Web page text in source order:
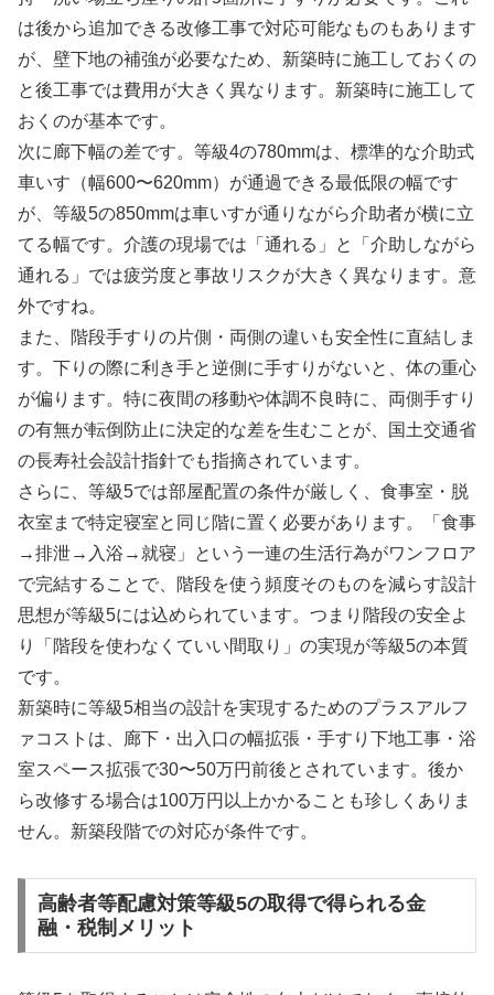
は後から追加できる改修工事で対応可能なものもあります
が、壁下地の補強が必要なため、新築時に施工しておくの
と後工事では費用が大きく異なります。新築時に施工して
おくのが基本です。
次に廊下幅の差です。等級4の780mmは、標準的な介助式
車いす（幅600〜620mm）が通過できる最低限の幅です
が、等級5の850mmは車いすが通りながら介助者が横に立
てる幅です。介護の現場では「通れる」と「介助しながら
通れる」では疲労度と事故リスクが大きく異なります。意
外ですね。
また、階段手すりの片側・両側の違いも安全性に直結しま
す。下りの際に利き手と逆側に手すりがないと、体の重心
が偏ります。特に夜間の移動や体調不良時に、両側手すり
の有無が転倒防止に決定的な差を生むことが、国土交通省
の長寿社会設計指針でも指摘されています。
さらに、等級5では部屋配置の条件が厳しく、食事室・脱
衣室まで特定寝室と同じ階に置く必要があります。「食事
→排泄→入浴→就寝」という一連の生活行為がワンフロア
で完結することで、階段を使う頻度そのものを減らす設計
思想が等級5には込められています。つまり階段の安全よ
り「階段を使わなくていい間取り」の実現が等級5の本質
です。
新築時に等級5相当の設計を実現するためのプラスアルフ
ァコストは、廊下・出入口の幅拡張・手すり下地工事・浴
室スペース拡張で30〜50万円前後とされています。後か
ら改修する場合は100万円以上かかることも珍しくありま
せん。新築段階での対応が条件です。
高齢者等配慮対策等級5の取得で得られる金
融・税制メリット